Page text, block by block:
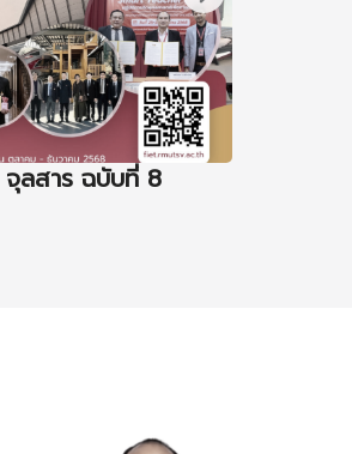
จุลสาร ฉบับที่ 8